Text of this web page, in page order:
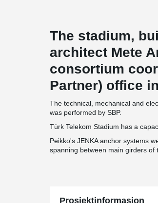
The stadium,
architect Mete
consortium
Partner) office
The technical, mechanical and
was performed by SBP.
Türk Telekom Stadium has a
Peikko's JENKA anchor systems
spanning between main girders of
Prosjektinformasjon